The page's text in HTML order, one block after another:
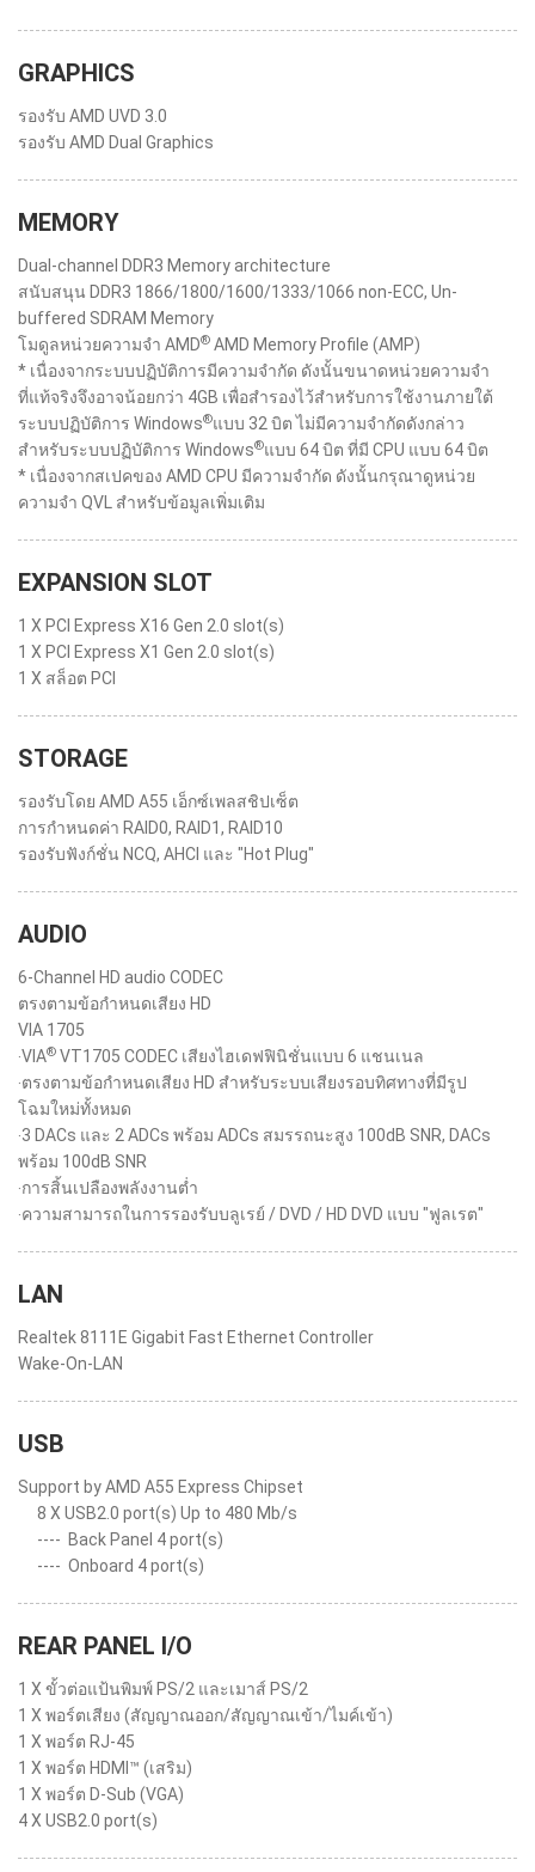
GRAPHICS
รองรับ AMD UVD 3.0
รองรับ AMD Dual Graphics
MEMORY
Dual-channel DDR3 Memory architecture
สนับสนุน DDR3 1866/1800/1600/1333/1066 non-ECC, Un-
buffered SDRAM Memory
โมดูลหน่วยความจำ AMD® AMD Memory Profile (AMP)
* เนื่องจากระบบปฏิบัติการมีความจำกัด ดังนั้นขนาดหน่วยความจำ
ที่แท้จริงจึงอาจน้อยกว่า 4GB เพื่อสำรองไว้สำหรับการใช้งานภายใต้
ระบบปฏิบัติการ Windows®แบบ 32 บิต ไม่มีความจำกัดดังกล่าว
สำหรับระบบปฏิบัติการ Windows®แบบ 64 บิต ที่มี CPU แบบ 64 บิต
* เนื่องจากสเปคของ AMD CPU มีความจำกัด ดังนั้นกรุณาดูหน่วย
ความจำ QVL สำหรับข้อมูลเพิ่มเติม
EXPANSION SLOT
1 X PCI Express X16 Gen 2.0 slot(s)
1 X PCI Express X1 Gen 2.0 slot(s)
1 X สล็อต PCI
STORAGE
รองรับโดย AMD A55 เอ็กซ์เพลสชิปเซ็ต
การกำหนดค่า RAID0, RAID1, RAID10
รองรับฟังก์ชั่น NCQ, AHCI และ "Hot Plug"
AUDIO
6-Channel HD audio CODEC
ตรงตามข้อกำหนดเสียง HD
VIA 1705
‧VIA® VT1705 CODEC เสียงไฮเดฟฟินิชั่นแบบ 6 แชนเนล
‧ตรงตามข้อกำหนดเสียง HD สำหรับระบบเสียงรอบทิศทางที่มีรูป
โฉมใหม่ทั้งหมด
‧3 DACs และ 2 ADCs พร้อม ADCs สมรรถนะสูง 100dB SNR, DACs
พร้อม 100dB SNR
‧การสิ้นเปลืองพลังงานต่ำ
‧ความสามารถในการรองรับบลูเรย์ / DVD / HD DVD แบบ "ฟูลเรต"
LAN
Realtek 8111E Gigabit Fast Ethernet Controller
Wake-On-LAN
USB
Support by AMD A55 Express Chipset
8 X USB2.0 port(s) Up to 480 Mb/s
---- Back Panel 4 port(s)
---- Onboard 4 port(s)
REAR PANEL I/O
1 X ขั้วต่อแป้นพิมพ์ PS/2 และเมาส์ PS/2
1 X พอร์ตเสียง (สัญญาณออก/สัญญาณเข้า/ไมค์เข้า)
1 X พอร์ต RJ-45
1 X พอร์ต HDMI™ (เสริม)
1 X พอร์ต D-Sub (VGA)
4 X USB2.0 port(s)